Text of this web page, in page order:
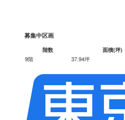
募集中区画
階数 面積(坪)
9階 37.94坪